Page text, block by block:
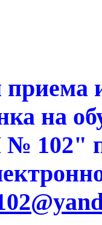
на
102"